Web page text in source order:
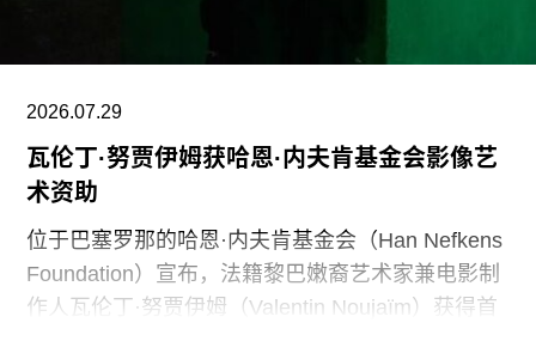
性”。
试图介入史密森尼学会董事会新成员的任命程序，
相关任命工作被刻意放缓。
2026.07.29
瓦伦丁·努贾伊姆获哈恩·内夫肯基金会影像艺
术资助
位于巴塞罗那的哈恩·内夫肯基金会（Han Nefkens
Foundation）宣布，法籍黎巴嫩裔艺术家兼电影制
作人瓦伦丁·努贾伊姆（Valentin Noujaïm）获得首